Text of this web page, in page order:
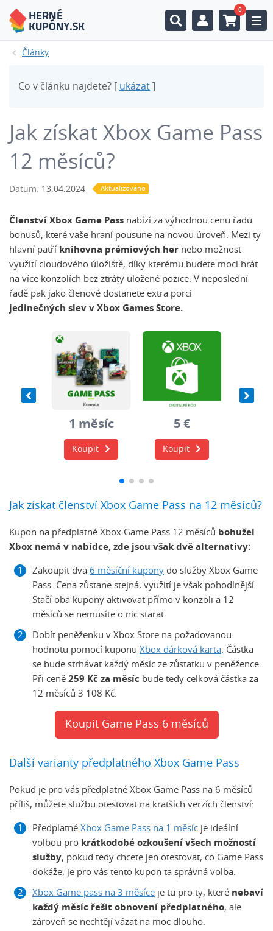
0
Články
Co v článku najdete? [ ukázat
Jak získat Xbox Game Pass
12 měsíců?
Datum: 13.04.2024 Aktualizováno
Členství Xbox Game Pass nabízí za výhodnou cenu řadu
bonusů, které vaše hraní pousune na novou úroveň. Mezi ty
hlavní patří knihovna prémiových her nebo možnost
využití cloudového úložiště, díky kterému budete moci hrát
na více konzolích bez ztráty uložené pozice. V neposlední
řadě pak jako členové dostanete extra porci
jedinečných slev v Xbox Games Store.
1 měsíc
Koupit
5 €
Koupit
Jak získat členství Xbox Game Pass na 12 měsíců?
Kupon na předplatné Xbox Game Pass 12 měsíců bohužel
Xbox nemá v nabídce, zde jsou však dvě alternativy:
Zakoupit dva 6 měsíční kupony do služby Xbox Game
Pass. Cena zůstane stejná, využití je však pohodlnější.
Stačí oba kupony aktivovat přímo v konzoli a 12
měsíců se nemusíte o nic starat.
Dobít peněženku v Xbox Store na požadovanou
hodnotu pomocí kuponu Xbox dárková karta. Částka
se bude strhávat každý měsíc ze zůstatku v peněžence.
Při ceně 259 Kč za měsíc bude tedy celková částka za
12 měsíců 3 108 Kč.
Koupit Game Pass 6 měsíců
Další varianty předplatného Xbox Game Pass
Pokud je pro vás předplatné Xbox Game Pass na 6 měsíců
příliš, můžete službu otestovat na kratších verzích členství:
Předplatné Xbox Game Pass na 1 měsíc je ideální
volbou pro krátkodobé ozkoušení všech možností
služby, pokud tedy chcete jen otestovat, co Game Pass
dokáže, je pro vás tento kupon ta správná volba.
Xbox Game pass na 3 měsíce je tu pro ty, které nebaví
každý měsíc řešit obnovení předplatného, ale
zároveň se nechtějí vázat na moc dlouho.